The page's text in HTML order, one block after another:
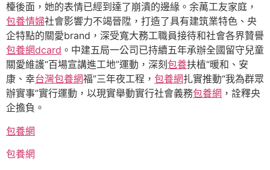
檯後面，她的表情已經到達了崩潰的邊緣。余萬工友家庭，
包養情婦社會影響力不竭晉陞，打造了具有建筑業特色、央
企特點的關愛brand，深受寬大務工職員接待和社會各界贊譽
包養網dcard 。中建五局一公司已持續五年承辦全國留守兒童
關愛維護“百場宣講進工地”運動，深刻 包養扶植“暖和、安
康、幸台灣包養網福”三年夜工程， 包養網扎實推動“我為群眾
辦實事”實行運動，以現實舉動實行社會義務包養網 ，詮釋央
企擔負。
包養網
包養網